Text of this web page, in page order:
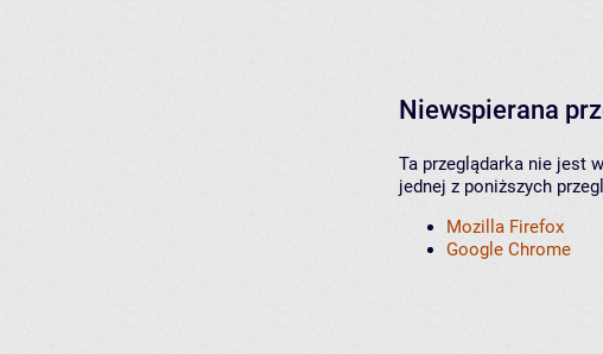
Niewspierana
Ta przeglądarka nie jest
jednej z poniższych
Mozilla Firefox
Google Chrome